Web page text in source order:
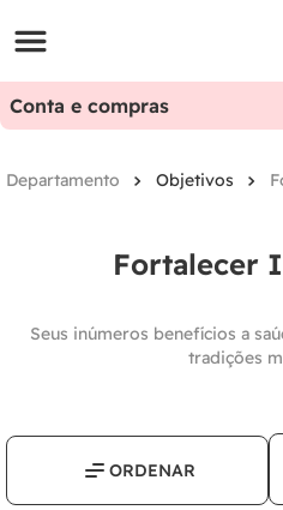
Conta e compras
Objetivos
Fortalecer
Seus inúmeros benefícios a
tradições